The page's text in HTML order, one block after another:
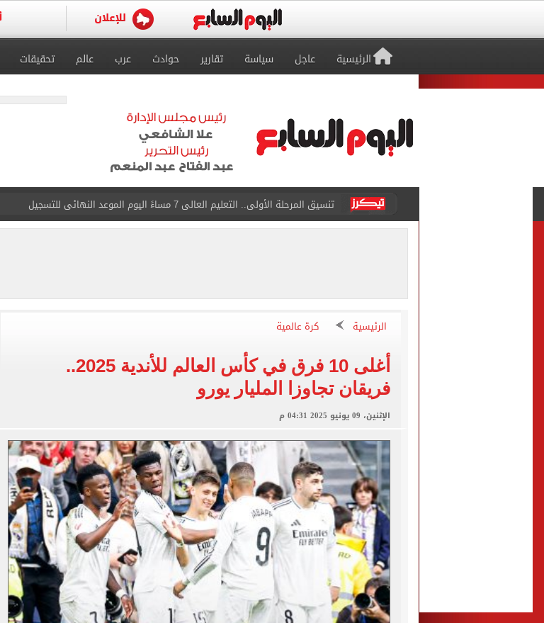
الرئيسية عاجل سياسة تقارير حوادث عرب عالم تحقيقات
فاضل 183 يوم.. موعد شهر رمضان 2027 وأول أيامه فلكياً
محمد صلاح يفتح أبواب طرابزون أمام السياحة المصرية
محافظ شمال سيناء يعتمد نتيجة الشهادة الإعدادية للدور الثانى بنسبة نجاح 100%
دليل الراغبين فى حج القرعة.. الشروط ومواعيد التسجيل والفئات الممنوعة
إعلان نتائج المرحلة الأولى لتنسيق الجامعات مساء غدٍ الإثنين
خلال جولته اليوم بمحافظة مطروح..رئيس الوزراء يتفقد محطة القطار الكهربائى السريع
الرئيسية كرة عالمية
أغلى 10 فرق في كأس العالم للأندية 2025..
فريقان تجاوزا المليار يورو
الإثنين، 09 يونيو 2025 04:31 م